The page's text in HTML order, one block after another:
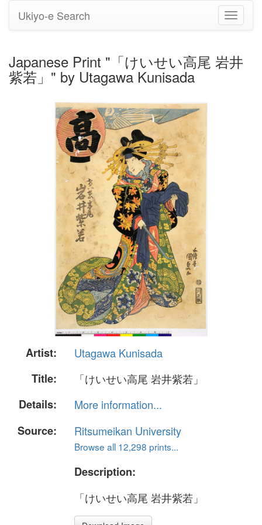
Toggle
Ukiyo-e Search
Japanese Print "「けいせい高尾 岩井
紫若」" by Utagawa Kunisada
Artist:
Utagawa Kunisada
Title:
「けいせい高尾 岩井紫若」
Details:
More information...
Source:
Ritsumeikan University
Browse all 12,298 prints...
Description:
「けいせい高尾 岩井紫若」